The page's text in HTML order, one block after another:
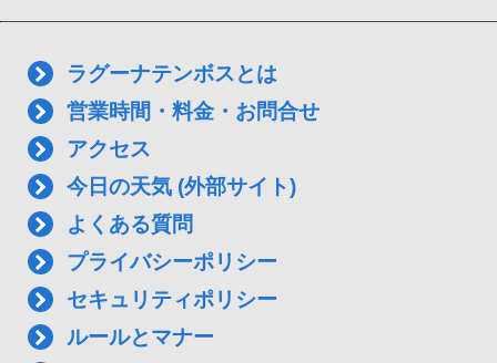
ラグーナテンボスとは
営業時間・料金・お問合せ
アクセス
今日の天気 (外部サイト)
よくある質問
プライバシーポリシー
セキュリティポリシー
ルールとマナー